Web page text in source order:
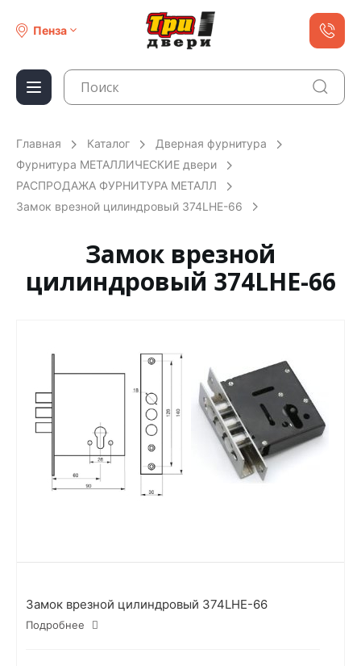
Пенза
Главная Каталог
Дверная фурнитура
Фурнитура МЕТАЛЛИЧЕСКИЕ двери
РАСПРОДАЖА ФУРНИТУРА МЕТАЛЛ
Замок врезной цилиндровый 374LHE-66
Замок врезной
цилиндровый 374LHE-66
Замок врезной цилиндровый 374LHE-66
Подробнее